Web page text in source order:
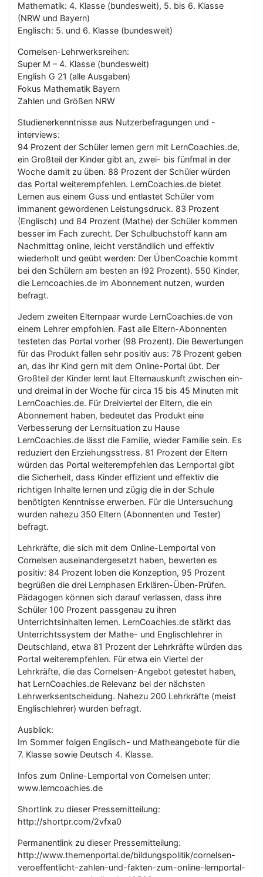
Mathematik: 4. Klasse (bundesweit), 5. bis 6. Klasse
(NRW und Bayern)
Englisch: 5. und 6. Klasse (bundesweit)
Cornelsen-Lehrwerksreihen:
Super M – 4. Klasse (bundesweit)
English G 21 (alle Ausgaben)
Fokus Mathematik Bayern
Zahlen und Größen NRW
Studienerkenntnisse aus Nutzerbefragungen und -
interviews:
94 Prozent der Schüler lernen gern mit LernCoachies.de,
ein Großteil der Kinder gibt an, zwei- bis fünfmal in der
Woche damit zu üben. 88 Prozent der Schüler würden
das Portal weiterempfehlen. LernCoachies.de bietet
Lernen aus einem Guss und entlastet Schüler vom
immanent gewordenen Leistungsdruck. 83 Prozent
(Englisch) und 84 Prozent (Mathe) der Schüler kommen
besser im Fach zurecht. Der Schulbuchstoff kann am
Nachmittag online, leicht verständlich und effektiv
wiederholt und geübt werden: Der ÜbenCoachie kommt
bei den Schülern am besten an (92 Prozent). 550 Kinder,
die Lerncoachies.de im Abonnement nutzen, wurden
befragt.
Jedem zweiten Elternpaar wurde LernCoachies.de von
einem Lehrer empfohlen. Fast alle Eltern-Abonnenten
testeten das Portal vorher (98 Prozent). Die Bewertungen
für das Produkt fallen sehr positiv aus: 78 Prozent geben
an, das ihr Kind gern mit dem Online-Portal übt. Der
Großteil der Kinder lernt laut Elternauskunft zwischen ein-
und dreimal in der Woche für circa 15 bis 45 Minuten mit
LernCoachies.de. Für Dreiviertel der Eltern, die ein
Abonnement haben, bedeutet das Produkt eine
Verbesserung der Lernsituation zu Hause
LernCoachies.de lässt die Familie, wieder Familie sein. Es
reduziert den Erziehungsstress. 81 Prozent der Eltern
würden das Portal weiterempfehlen das Lernportal gibt
die Sicherheit, dass Kinder effizient und effektiv die
richtigen Inhalte lernen und zügig die in der Schule
benötigten Kenntnisse erwerben. Für die Untersuchung
wurden nahezu 350 Eltern (Abonnenten und Tester)
befragt.
Lehrkräfte, die sich mit dem Online-Lernportal von
Cornelsen auseinandergesetzt haben, bewerten es
positiv: 84 Prozent loben die Konzeption, 95 Prozent
begrüßen die drei Lernphasen Erklären-Üben-Prüfen.
Pädagogen können sich darauf verlassen, dass ihre
Schüler 100 Prozent passgenau zu ihren
Unterrichtsinhalten lernen. LernCoachies.de stärkt das
Unterrichtssystem der Mathe- und Englischlehrer in
Deutschland, etwa 81 Prozent der Lehrkräfte würden das
Portal weiterempfehlen. Für etwa ein Viertel der
Lehrkräfte, die das Cornelsen-Angebot getestet haben,
hat LernCoachies.de Relevanz bei der nächsten
Lehrwerksentscheidung. Nahezu 200 Lehrkräfte (meist
Englischlehrer) wurden befragt.
Ausblick:
Im Sommer folgen Englisch- und Matheangebote für die
7. Klasse sowie Deutsch 4. Klasse.
Infos zum Online-Lernportal von Cornelsen unter:
www.lerncoachies.de
Shortlink zu dieser Pressemitteilung:
http://shortpr.com/2vfxa0
Permanentlink zu dieser Pressemitteilung:
http://www.themenportal.de/bildungspolitik/cornelsen-
veroeffentlicht-zahlen-und-fakten-zum-online-lernportal-